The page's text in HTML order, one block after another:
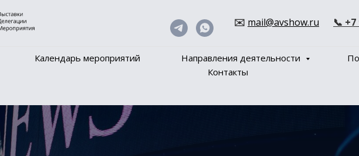
✉️ mail@avshow.ru 📞
Календарь мероприятий Направления деятельности
Контакты